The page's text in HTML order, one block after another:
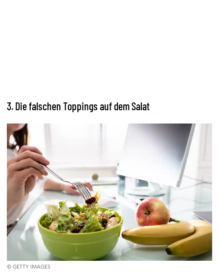
3. Die falschen Toppings auf dem Salat
© GETTY IMAGES